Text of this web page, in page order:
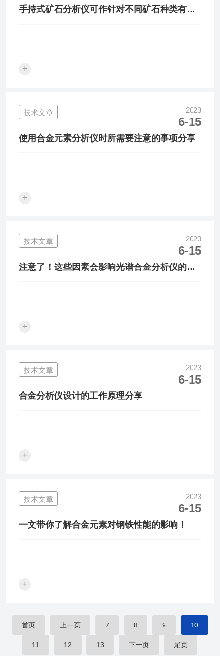
手持式矿石分析仪可作针对不同矿石种类有各
+
技术文章 2023
6-15
使用合金元素分析仪时所需要注意的事项分享
+
技术文章 2023
6-15
注意了！这些因素会影响光谱合金分析仪的测
+
技术文章 2023
6-15
合金分析仪设计的工作原理分享
+
技术文章 2023
6-15
一文带你了解合金元素对钢铁性能的影响！
+
首页 上一页 7 8 9 10
11 12 13 下一页 尾页